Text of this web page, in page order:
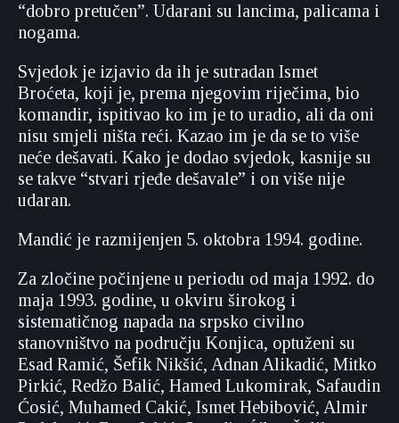
“dobro pretučen”. Udarani su lancima, palicama i
nogama.
Svjedok je izjavio da ih je sutradan Ismet
Broćeta, koji je, prema njegovim riječima, bio
komandir, ispitivao ko im je to uradio, ali da oni
nisu smjeli ništa reći. Kazao im je da se to više
neće dešavati. Kako je dodao svjedok, kasnije su
se takve “stvari rjeđe dešavale” i on više nije
udaran.
Mandić je razmijenjen 5. oktobra 1994. godine.
Za zločine počinjene u periodu od maja 1992. do
maja 1993. godine, u okviru širokog i
sistematičnog napada na srpsko civilno
stanovništvo na području Konjica, optuženi su
Esad Ramić, Šefik Nikšić, Adnan Alikadić, Mitko
Pirkić, Redžo Balić, Hamed Lukomirak, Safaudin
Ćosić, Muhamed Cakić, Ismet Hebibović, Almir